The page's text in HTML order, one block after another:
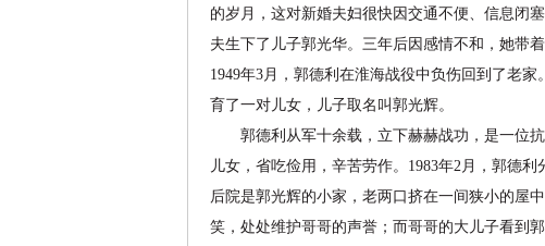
的岁月，这对新婚夫妇很快因交通不便、信息闭
夫生下了儿子郭光华。三年后因感情不和，她带
1949年3月，郭德利在淮海战役中负伤回到了老
育了一对儿女，儿子取名叫郭光辉。
郭德利从军十余载，立下赫赫战功，是一位抗
儿女，省吃俭用，辛苦劳作。1983年2月，郭德
后院是郭光辉的小家，老两口挤在一间狭小的屋
笑，处处维护哥哥的声誉；而哥哥的大儿子看到